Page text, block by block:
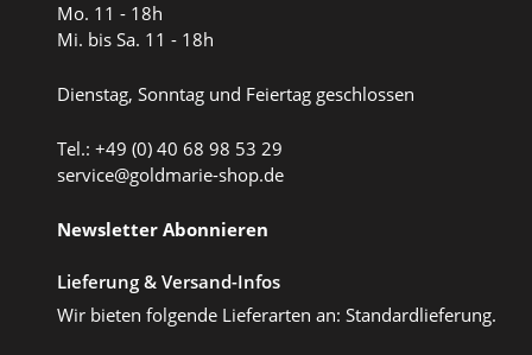
Mo. 11 - 18h
Mi. bis Sa. 11 - 18h
Dienstag, Sonntag und Feiertag geschlossen
Tel.: +49 (0) 40 68 98 53 29
service@goldmarie-shop.de
Newsletter Abonnieren
Lieferung & Versand-Infos
Wir bieten folgende Lieferarten an: Standardlieferung.